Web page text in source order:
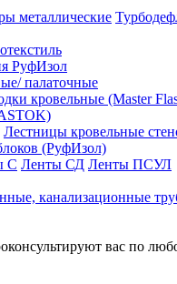
металлические
РуфИзол
палаточные
кровельные (Master
Лестницы кровельные
(РуфИзол)
С Ленты СД Ленты ПСУЛ
вас по